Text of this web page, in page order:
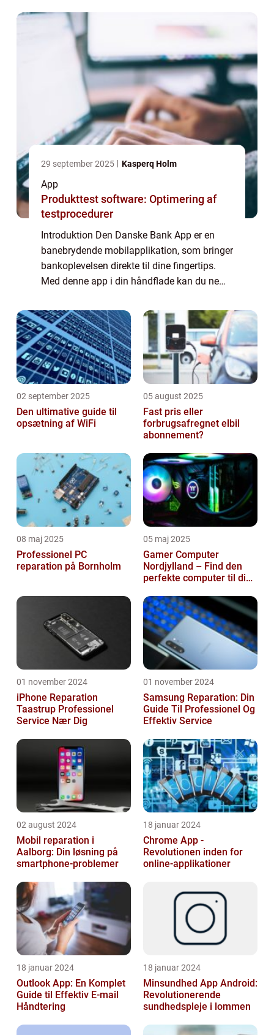
artike...
29 september 2025 Kasperq Holm
App
Produkttest software: Optimering af
testprocedurer
Introduktion Den Danske Bank App er en
banebrydende mobilapplikation, som bringer
bankoplevelsen direkte til dine fingertips.
Med denne app i din håndflade kan du nemt
anliggender, uanset hvor du er. I denne
artike...
02 september 2025
Den ultimative guide til
opsætning af WiFi
05 august 2025
Fast pris eller
forbrugsafregnet elbil
abonnement?
08 maj 2025
Professionel PC
reparation på Bornholm
05 maj 2025
Gamer Computer
Nordjylland – Find den
perfekte computer til din
01 november 2024
iPhone Reparation
Taastrup Professionel
Service Nær Dig
01 november 2024
Samsung Reparation: Din
Guide Til Professionel Og
Effektiv Service
02 august 2024
Mobil reparation i
Aalborg: Din løsning på
smartphone-problemer
18 januar 2024
Chrome App -
Revolutionen inden for
online-applikationer
18 januar 2024
Outlook App: En Komplet
Guide til Effektiv E-mail
Håndtering
18 januar 2024
Minsundhed App Android:
Revolutionerende
sundhedspleje i lommen